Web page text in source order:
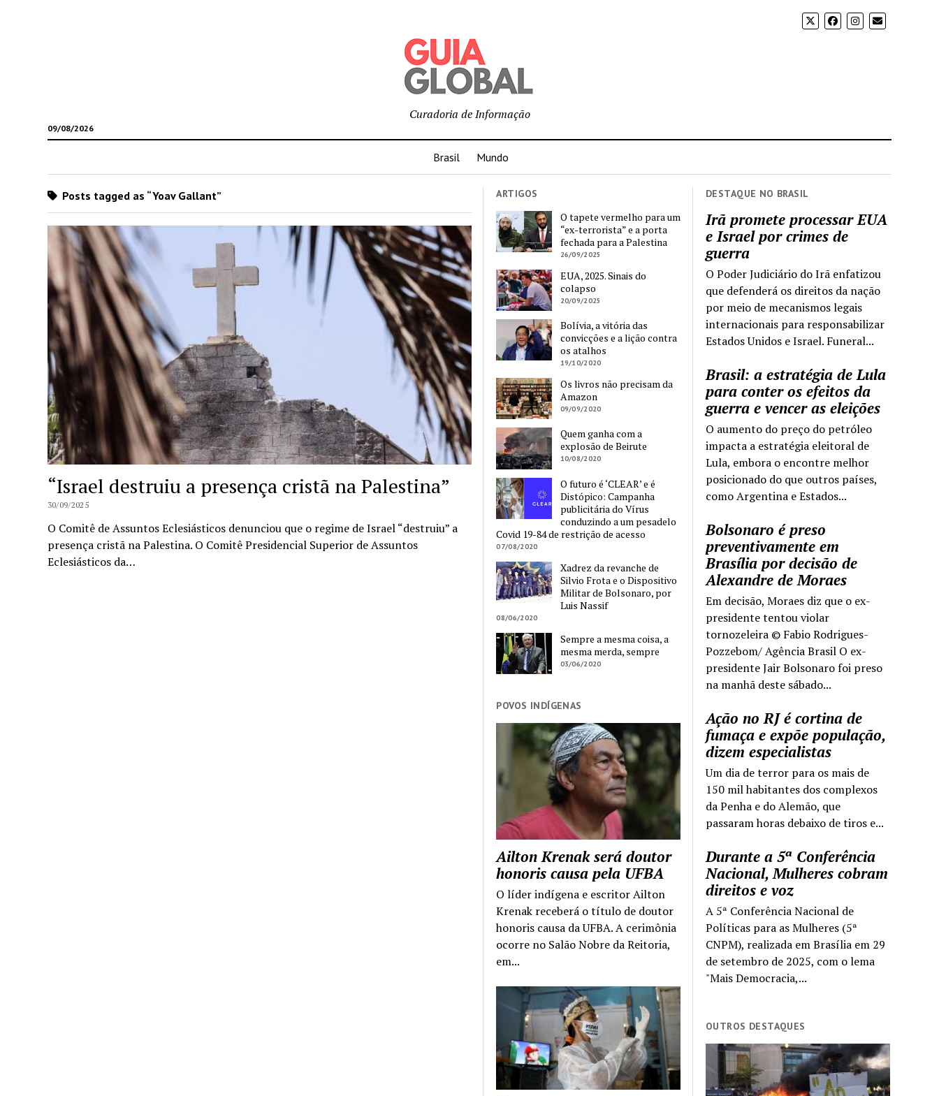
09/08/2026
Curadoria de Informação
Brasil Mundo
DESTAQUE NO BRASIL
Irã promete processar EUA
e Israel por crimes de
guerra
O Poder Judiciário do Irã enfatizou
que defenderá os direitos da nação
por meio de mecanismos legais
internacionais para responsabilizar
Estados Unidos e Israel. Funeral...
Brasil: a estratégia de Lula
para conter os efeitos da
guerra e vencer as eleições
O aumento do preço do petróleo
impacta a estratégia eleitoral de
Lula, embora o encontre melhor
posicionado do que outros países,
como Argentina e Estados...
Bolsonaro é preso
preventivamente em
Brasília por decisão de
Alexandre de Moraes
Em decisão, Moraes diz que o ex-
presidente tentou violar
tornozeleira © Fabio Rodrigues-
Pozzebom/ Agência Brasil O ex-
presidente Jair Bolsonaro foi preso
na manhã deste sábado...
Ação no RJ é cortina de
fumaça e expõe população,
dizem especialistas
Um dia de terror para os mais de
150 mil habitantes dos complexos
da Penha e do Alemão, que
passaram horas debaixo de tiros e...
Durante a 5ª Conferência
Nacional, Mulheres cobram
direitos e voz
A 5ª Conferência Nacional de
Políticas para as Mulheres (5ª
CNPM), realizada em Brasília em 29
de setembro de 2025, com o lema
"Mais Democracia,...
OUTROS DESTAQUES
Posts tagged as “Yoav Gallant”
“Israel destruiu a presença cristã na Palestina”
30/09/2025
O Comitê de Assuntos Eclesiásticos denunciou que o regime de Israel “destruiu” a
presença cristã na Palestina. O Comitê Presidencial Superior de Assuntos
Eclesiásticos da…
ARTIGOS
O tapete vermelho para um
“ex-terrorista” e a porta
fechada para a Palestina
26/09/2025
EUA, 2025. Sinais do
colapso
20/09/2025
Bolívia, a vitória das
convicções e a lição contra
os atalhos
19/10/2020
Os livros não precisam da
Amazon
09/09/2020
Quem ganha com a
explosão de Beirute
10/08/2020
O futuro é ‘CLEAR’ e é
Distópico: Campanha
publicitária do Vírus
conduzindo a um pesadelo
Covid 19-84 de restrição de acesso
07/08/2020
Xadrez da revanche de
Silvio Frota e o Dispositivo
Militar de Bolsonaro, por
Luis Nassif
08/06/2020
Sempre a mesma coisa, a
mesma merda, sempre
03/06/2020
POVOS INDÍGENAS
Ailton Krenak será doutor
honoris causa pela UFBA
O líder indígena e escritor Ailton
Krenak receberá o título de doutor
honoris causa da UFBA. A cerimônia
ocorre no Salão Nobre da Reitoria,
em...